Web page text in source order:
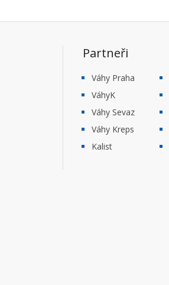
Partneři
Váhy Praha
VáhyK
Váhy Sevaz
Váhy Kreps
Kalist